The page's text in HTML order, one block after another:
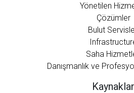
Yönetilen
Çözümler
Bulut
Saha
Danışmanlık ve
Kaynaklar